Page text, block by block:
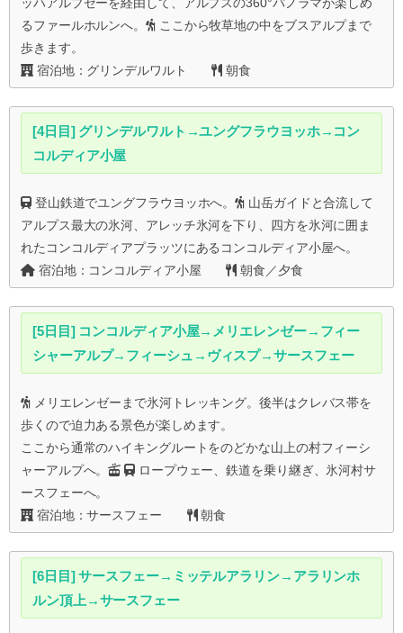
るファールホルンへ。
ここから牧草地の中をブスアルプまで
歩きます。
宿泊地：グリンデルワルト
朝食
[4日目] グリンデルワルト→ユングフラウヨッホ→コン
コルディア小屋
登山鉄道でユングフラウヨッホへ。
山岳ガイドと合流して
アルプス最大の氷河、アレッチ氷河を下り、四方を氷河に囲ま
れたコンコルディアプラッツにあるコンコルディア小屋へ。
宿泊地：コンコルディア小屋
朝食／夕食
[5日目] コンコルディア小屋→メリエレンゼー→フィー
シャーアルプ→フィーシュ→ヴィスプ→サースフェー
メリエレンゼーまで氷河トレッキング。後半はクレバス帯を
歩くので迫力ある景色が楽しめます。
ここから通常のハイキングルートをのどかな山上の村フィーシ
ャーアルプへ。
ロープウェー、鉄道を乗り継ぎ、氷河村サ
ースフェーへ。
宿泊地：サースフェー
朝食
[6日目] サースフェー→ミッテルアラリン→アラリンホ
ルン頂上→サースフェー